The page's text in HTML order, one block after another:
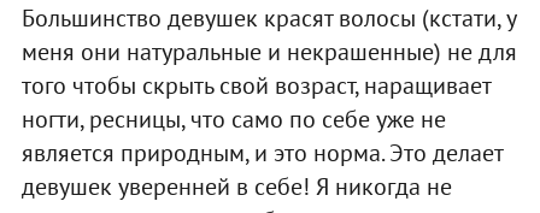
Большинство девушек красят волосы (кстати, у
меня они натуральные и некрашенные) не для
того чтобы скрыть свой возраст, наращивает
ногти, ресницы, что само по себе уже не
является природным, и это норма. Это делает
девушек уверенней в себе! Я никогда не